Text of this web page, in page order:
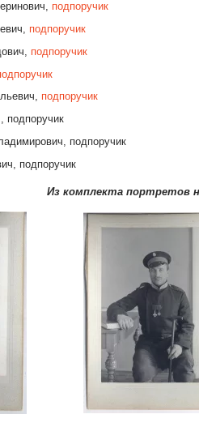
подпоручик
подпоручик
подпоручик
подпоручик
подпоручик
подпоручик
подпоручик
Из комплекта портретов